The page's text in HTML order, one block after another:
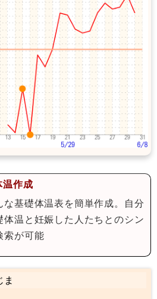
温作成
基礎体温表を簡単作成。自分
体温と妊娠した人たちとのシン
索が可能
ま